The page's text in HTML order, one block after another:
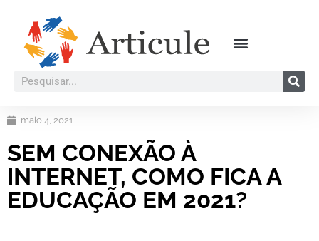
maio 4, 2021
SEM CONEXÃO À
INTERNET, COMO FICA A
EDUCAÇÃO EM 2021?